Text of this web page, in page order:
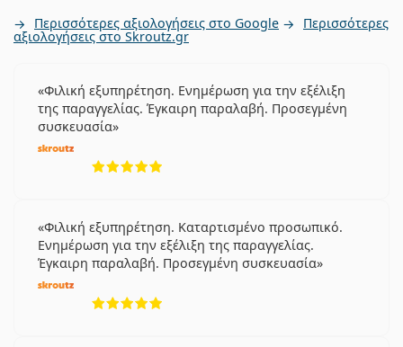
Περισσότερες αξιολογήσεις στο Google Περισσότερες
αξιολογήσεις στο Skroutz.gr
Φιλική εξυπηρέτηση. Ενημέρωση για την εξέλιξη
της παραγγελίας. Έγκαιρη παραλαβή. Προσεγμένη
συσκευασία
Φιλική εξυπηρέτηση. Καταρτισμένο προσωπικό.
Ενημέρωση για την εξέλιξη της παραγγελίας.
Έγκαιρη παραλαβή. Προσεγμένη συσκευασία